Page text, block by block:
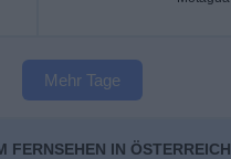
Mehr Tage
FERNSEHEN IN ÖSTERREICH